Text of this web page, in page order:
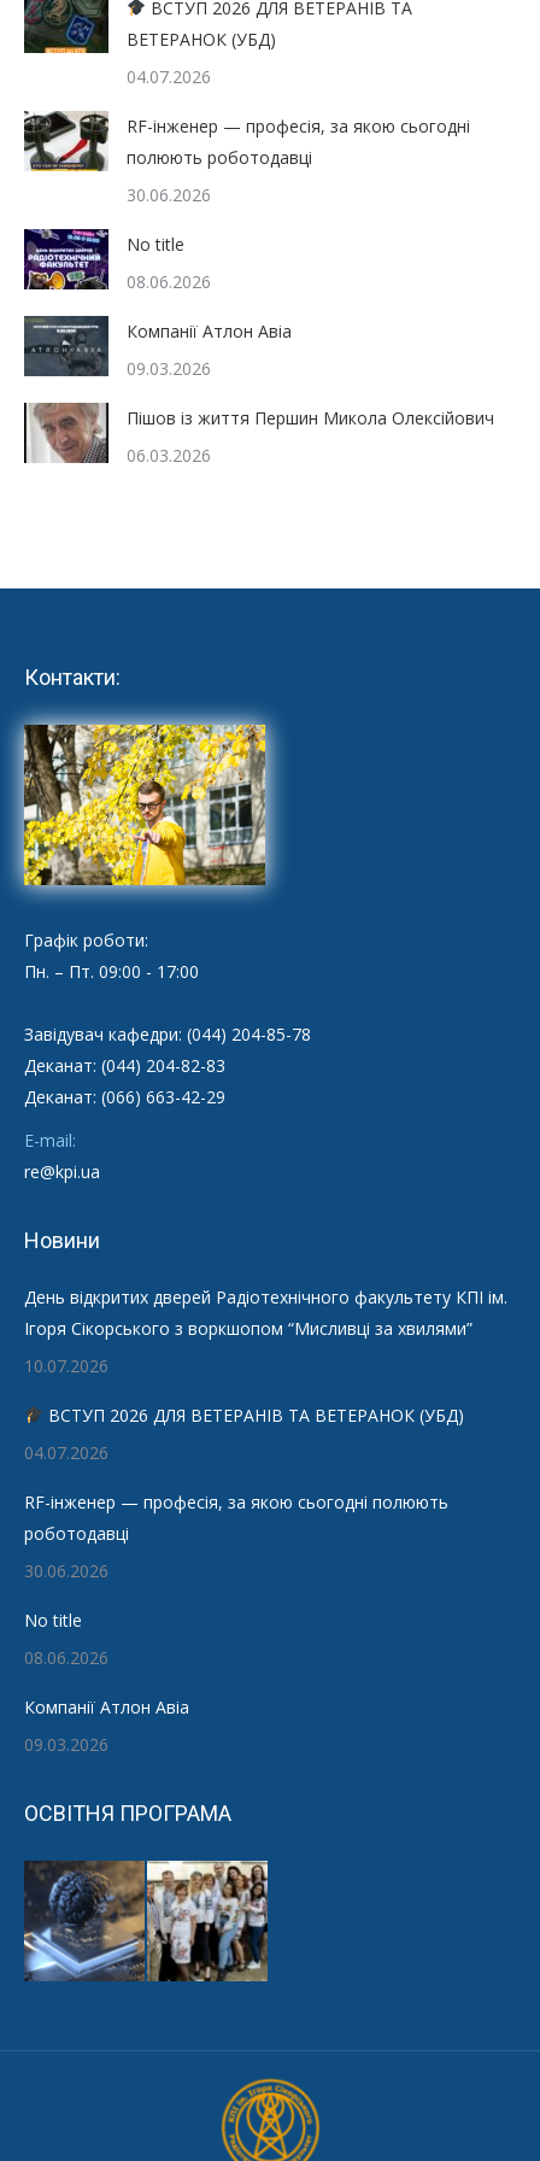
ВСТУП 2026 ДЛЯ ВЕТЕРАНІВ ТА
ВЕТЕРАНОК (УБД)
04.07.2026
RF-інженер — професія, за якою сьогодні
полюють роботодавці
30.06.2026
No title
08.06.2026
Компанії Атлон Авіа
09.03.2026
Пішов із життя Першин Микола Олексійович
06.03.2026
Контакти:
Графік роботи:
Пн. – Пт. 09:00 - 17:00
Завідувач кафедри: (044) 204-85-78
Деканат: (044) 204-82-83
Деканат: (066) 663-42-29
E-mail:
re@kpi.ua
Новини
День відкритих дверей Радіотехнічного факультету КПІ ім.
Ігоря Сікорського з воркшопом “Мисливці за хвилями”
10.07.2026
ВСТУП 2026 ДЛЯ ВЕТЕРАНІВ ТА ВЕТЕРАНОК (УБД)
04.07.2026
RF-інженер — професія, за якою сьогодні полюють
роботодавці
30.06.2026
No title
08.06.2026
Компанії Атлон Авіа
09.03.2026
ОСВІТНЯ ПРОГРАМА